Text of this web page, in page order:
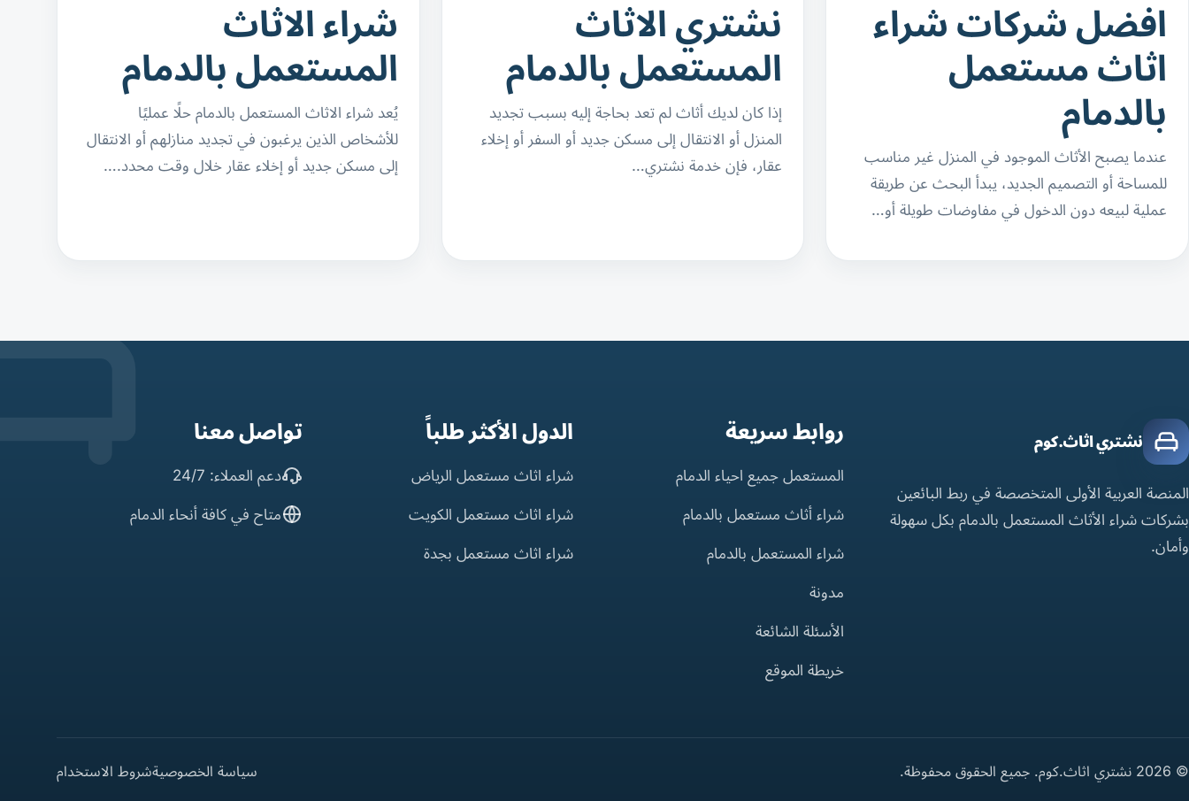
افضل شركات شراء
اثاث مستعمل
بالدمام
عندما يصبح الأثاث الموجود في المنزل غير مناسب
للمساحة أو التصميم الجديد، يبدأ البحث عن طريقة
عملية لبيعه دون الدخول في مفاوضات طويلة أو…
نشتري الاثاث
المستعمل بالدمام
إذا كان لديك أثاث لم تعد بحاجة إليه بسبب تجديد
المنزل أو الانتقال إلى مسكن جديد أو السفر أو إخلاء
عقار، فإن خدمة نشتري…
شراء الاثاث
المستعمل بالدمام
يُعد شراء الاثاث المستعمل بالدمام حلًا عمليًا
للأشخاص الذين يرغبون في تجديد منازلهم أو الانتقال
إلى مسكن جديد أو إخلاء عقار خلال وقت محدد.…
نشتري اثاث.كوم
المنصة العربية الأولى المتخصصة في ربط البائعين
بشركات شراء الأثاث المستعمل بالدمام بكل سهولة
وأمان.
روابط سريعة
المستعمل جميع احياء الدمام
شراء أثاث مستعمل بالدمام
شراء المستعمل بالدمام
مدونة
الأسئلة الشائعة
خريطة الموقع
الدول الأكثر طلباً
شراء اثاث مستعمل الرياض
شراء اثاث مستعمل الكويت
شراء اثاث مستعمل بجدة
تواصل معنا
دعم العملاء: 24/7
متاح في كافة أنحاء الدمام
© 2026 نشتري اثاث.كوم. جميع الحقوق محفوظة. سياسة الخصوصيةشروط الاستخدام